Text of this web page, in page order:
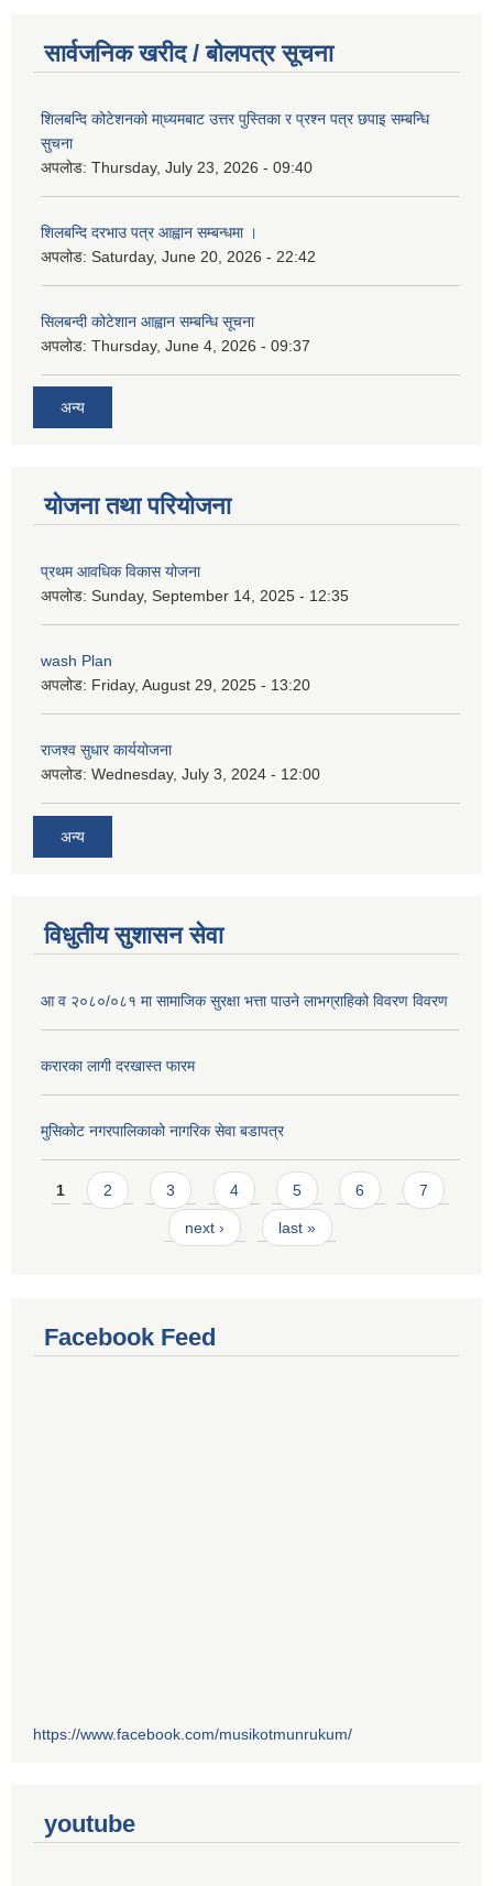
सार्वजनिक खरीद / बोलपत्र सूचना
शिलबन्दि कोटेशनको मा्ध्यमबाट उत्तर पुस्तिका र प्रश्न पत्र छपाइ सम्बन्धि
सुचना
अपलोड: Thursday, July 23, 2026 - 09:40
शिलबन्दि दरभाउ पत्र आह्वान सम्बन्धमा ।
अपलोड: Saturday, June 20, 2026 - 22:42
सिलबन्दी कोटेशान आह्वान सम्बन्धि सूचना
अपलोड: Thursday, June 4, 2026 - 09:37
अन्य
योजना तथा परियोजना
प्रथम आवधिक विकास योजना
अपलोड: Sunday, September 14, 2025 - 12:35
wash Plan
अपलोड: Friday, August 29, 2025 - 13:20
राजश्व सुधार कार्ययोजना
अपलोड: Wednesday, July 3, 2024 - 12:00
अन्य
विधुतीय सुशासन सेवा
आ व २०८०/०८१ मा सामाजिक सुरक्षा भत्ता पाउने लाभग्राहिको विवरण विवरण
करारका लागी दरखास्त फारम
मुसिकोट नगरपालिकाको नागरिक सेवा बडापत्र
Pages
1 2 3 4 5 6 7
next › last »
Facebook Feed
https://www.facebook.com/musikotmunrukum/
youtube